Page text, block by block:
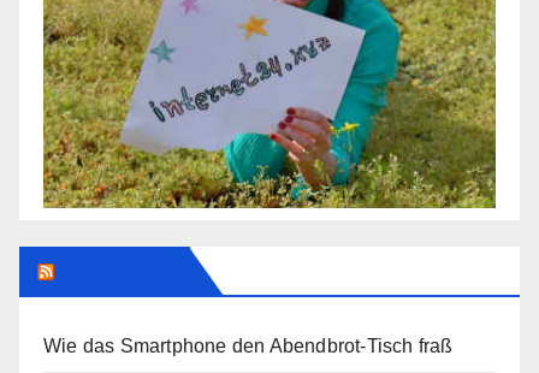
Wie das Smartphone den Abendbrot-Tisch fraß